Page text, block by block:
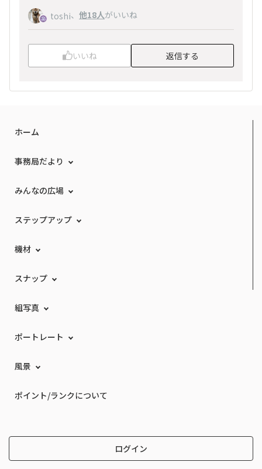
toshi、 他18人がいいね
いいね 返信する
ホーム
事務局だより
みんなの広場
ステップアップ
機材
スナップ
組写真
ポートレート
風景
ポイント/ランクについて
ログイン